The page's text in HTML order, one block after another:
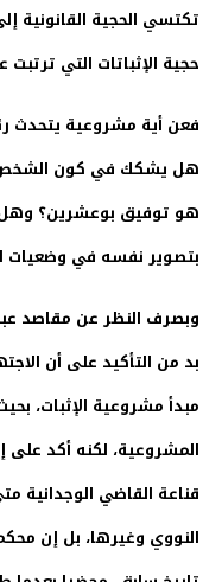
تكتسي الحجية القانونية
حجية الإثباتات التي
فعن أية مشروعية يتحدث
هل يشكك في كون الشخص
هو توفيق بوعشرين؟
بتصوير نفسه في وضعيات
وبصرف النظر عن مقاصد
بد من التأكيد على أن
مبدأ مشروعية الإثبات،
المشروعية، لكنه أكد على
قناعة القاضي الوجدانية
النووي وغيرها، بل إن